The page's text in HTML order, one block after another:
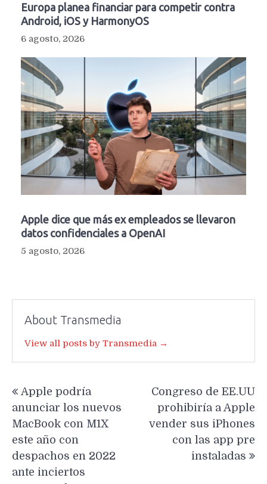
Europa planea financiar para competir contra
Android, iOS y HarmonyOS
6 agosto, 2026
Apple dice que más ex empleados se llevaron
datos confidenciales a OpenAI
5 agosto, 2026
About Transmedia
View all posts by Transmedia →
de
entradas
Apple podría
anunciar los nuevos
MacBook con M1X
este año con
despachos en 2022
ante inciertos
Congreso de EE.UU
prohibiría a Apple
vender sus iPhones
con las app pre
instaladas